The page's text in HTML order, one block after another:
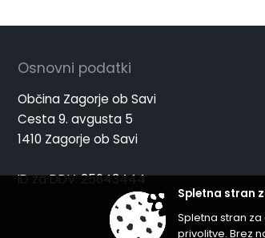
Osnovni podatki
Občina Zagorje ob Savi
Cesta 9. avgusta 5
1410 Zagorje ob Savi
ID za DDV: 25643444
Spletna stran
Spletna stran
privolitve. Brez